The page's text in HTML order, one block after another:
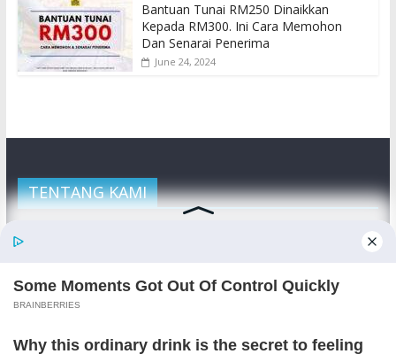
Bantuan Tunai RM250 Dinaikkan
Kepada RM300. Ini Cara Memohon
Dan Senarai Penerima
June 24, 2024
TENTANG KAMI
Malaysia, merangkumi kerajaan, swasta dan sebagainya.